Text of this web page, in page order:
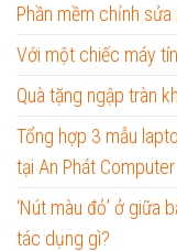
Phần mềm chỉnh
Với một chiếc máy
Quà tặng ngập tràn
Tổng hợp 3 mẫu
tại An Phát Computer
‘Nút màu đỏ’ ở giữa
tác dụng gì?